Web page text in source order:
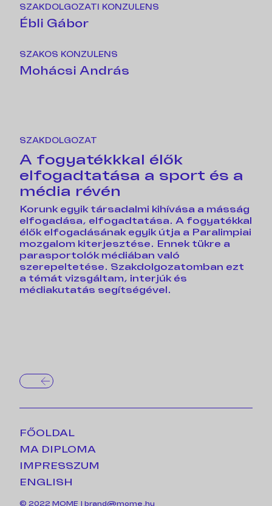
SZAKDOLGOZATI KONZULENS
Ébli Gábor
SZAKOS KONZULENS
Mohácsi András
SZAKDOLGOZAT
A fogyatékkkal élők
elfogadtatása a sport és a
média révén
Korunk egyik társadalmi kihívása a másság
elfogadása, elfogadtatása. A fogyatékkal
élők elfogadásának egyik útja a Paralimpiai
mozgalom kiterjesztése. Ennek tükre a
parasportolók médiában való
szerepeltetése. Szakdolgozatomban ezt
a témát vizsgáltam, interjúk és
médiakutatás segítségével.
FŐOLDAL
MA DIPLOMA
IMPRESSZUM
ENGLISH
© 2022 MOME | brand@mome.hu